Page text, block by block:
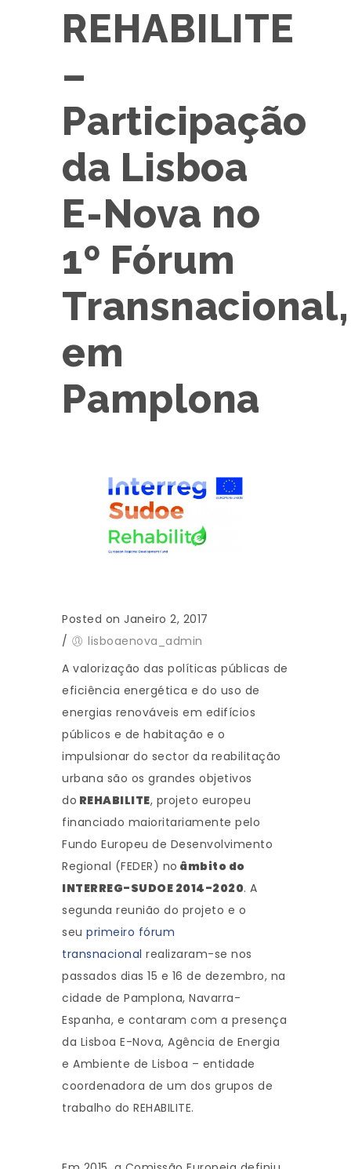
REHABILITE
–
Participação
da Lisboa
E-Nova no
1º Fórum
Transnacional,
em
Pamplona
Posted on Janeiro 2, 2017
/
lisboaenova_admin
A valorização das políticas públicas de
eficiência energética e do uso de
energias renováveis em edifícios
públicos e de habitação e o
impulsionar do sector da reabilitação
urbana são os grandes objetivos
do REHABILITE, projeto europeu
financiado maioritariamente pelo
Fundo Europeu de Desenvolvimento
Regional (FEDER) no âmbito do
INTERREG-SUDOE 2014-2020. A
segunda reunião do projeto e o
seu primeiro fórum
transnacional realizaram-se nos
passados dias 15 e 16 de dezembro, na
cidade de Pamplona, Navarra-
Espanha, e contaram com a presença
da Lisboa E-Nova, Agência de Energia
e Ambiente de Lisboa – entidade
coordenadora de um dos grupos de
trabalho do REHABILITE.